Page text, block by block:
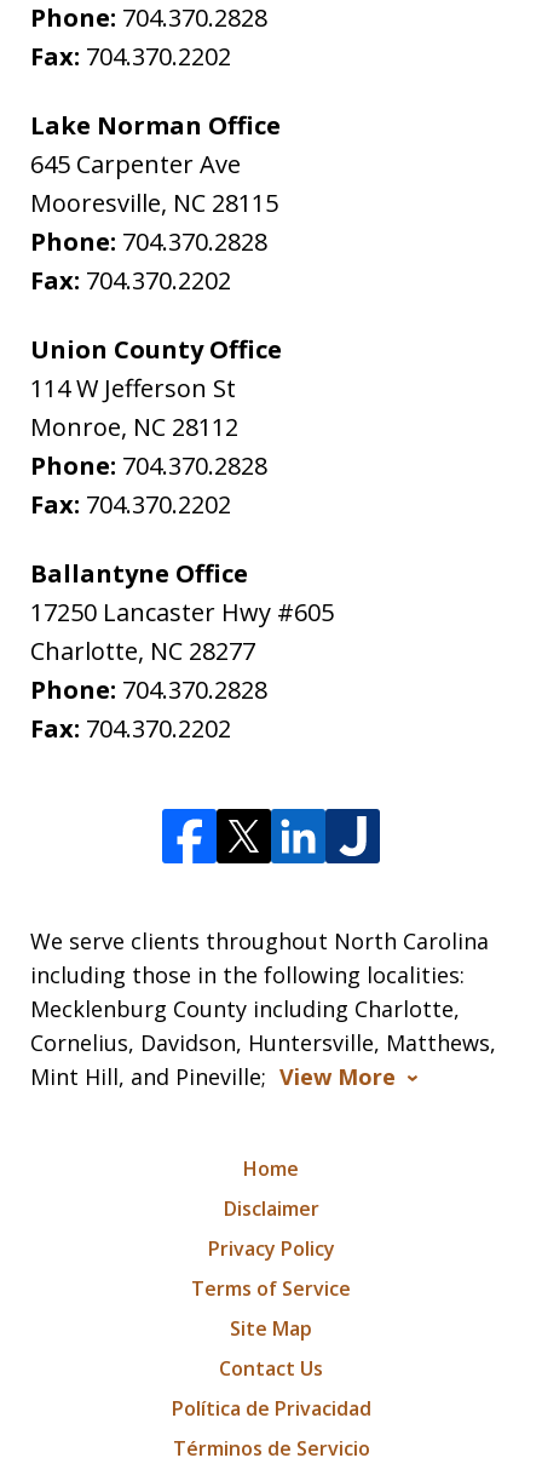
Phone: 704.370.2828
Fax: 704.370.2202
Lake Norman Office
645 Carpenter Ave
Mooresville, NC 28115
Phone: 704.370.2828
Fax: 704.370.2202
Union County Office
114 W Jefferson St
Monroe, NC 28112
Phone: 704.370.2828
Fax: 704.370.2202
Ballantyne Office
17250 Lancaster Hwy #605
Charlotte, NC 28277
Phone: 704.370.2828
Fax: 704.370.2202
We serve clients throughout North Carolina
including those in the following localities:
Mecklenburg County including Charlotte,
Cornelius, Davidson, Huntersville, Matthews,
Mint Hill, and Pineville; View More
Home
Disclaimer
Privacy Policy
Terms of Service
Site Map
Contact Us
Política de Privacidad
Términos de Servicio